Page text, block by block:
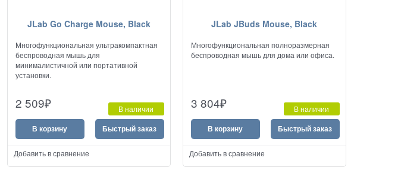
JLab Go Charge Mouse, Black
Многофункциональная ультракомпактная
беспроводная мышь для
минималистичной или портативной
установки.
2 509₽ В наличии
В корзину Быстрый заказ
Добавить в сравнение
JLab JBuds Mouse, Black
Многофункциональная полноразмерная
беспроводная мышь для дома или офиса.
3 804₽ В наличии
В корзину Быстрый заказ
Добавить в сравнение